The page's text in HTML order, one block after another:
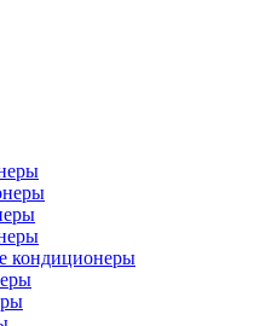
кондиционеры